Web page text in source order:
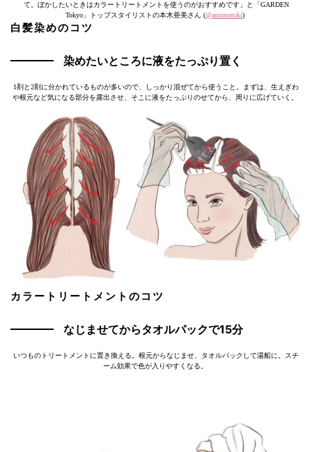
て。ぼかしたいときはカラートリートメントを使うのがおすすめです」と「GARDEN
Tokyo」トップスタイリストの本木亜美さん (@amimotoki)
白髪染めのコツ
染めたいところに液をたっぷり置く
1剤と2剤に分かれているものが多いので、しっかり混ぜてから使うこと。まずは、生えぎわ
や根元など気になる部分を露出させ、そこに液をたっぷりのせてから、周りに広げていく。
カラートリートメントのコツ
なじませてからタオルパックで15分
いつものトリートメントに置き換える。根元からなじませ、タオルパックして湯船に。スチ
ーム効果で色が入りやすくなる。